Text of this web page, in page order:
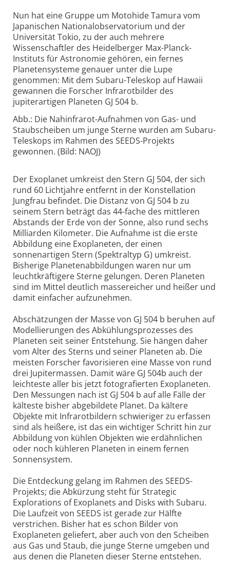
Nun hat eine Gruppe um Motohide Tamura vom
Japanischen Nationalobservatorium und der
Universität Tokio, zu der auch mehrere
Wissenschaftler des Heidelberger Max-Planck-
Instituts für Astronomie gehören, ein fernes
Planetensysteme genauer unter die Lupe
genommen: Mit dem Subaru-Teleskop auf Hawaii
gewannen die Forscher Infrarotbilder des
jupiterartigen Planeten GJ 504 b.
Abb.: Die Nahinfrarot-Aufnahmen von Gas- und
Staubscheiben um junge Sterne wurden am Subaru-
Teleskops im Rahmen des SEEDS-Projekts
gewonnen. (Bild: NAOJ)
Der Exoplanet umkreist den Stern GJ 504, der sich
rund 60 Lichtjahre entfernt in der Konstellation
Jungfrau befindet. Die Distanz von GJ 504 b zu
seinem Stern beträgt das 44-fache des mittleren
Abstands der Erde von der Sonne, also rund sechs
Milliarden Kilometer. Die Aufnahme ist die erste
Abbildung eine Exoplaneten, der einen
sonnenartigen Stern (Spektraltyp G) umkreist.
Bisherige Planetenabbildungen waren nur um
leuchtkräftigere Sterne gelungen. Deren Planeten
sind im Mittel deutlich massereicher und heißer und
damit einfacher aufzunehmen.
Abschätzungen der Masse von GJ 504 b beruhen auf
Modellierungen des Abkühlungsprozesses des
Planeten seit seiner Entstehung. Sie hängen daher
vom Alter des Sterns und seiner Planeten ab. Die
meisten Forscher favorisieren eine Masse von rund
drei Jupitermassen. Damit wäre GJ 504b auch der
leichteste aller bis jetzt fotografierten Exoplaneten.
Den Messungen nach ist GJ 504 b auf alle Fälle der
kälteste bisher abgebildete Planet. Da kältere
Objekte mit Infrarotbildern schwieriger zu erfassen
sind als heißere, ist das ein wichtiger Schritt hin zur
Abbildung von kühlen Objekten wie erdähnlichen
oder noch kühleren Planeten in einem fernen
Sonnensystem.
Die Entdeckung gelang im Rahmen des SEEDS-
Projekts; die Abkürzung steht für Strategic
Explorations of Exoplanets and Disks with Subaru.
Die Laufzeit von SEEDS ist gerade zur Hälfte
verstrichen. Bisher hat es schon Bilder von
Exoplaneten geliefert, aber auch von den Scheiben
aus Gas und Staub, die junge Sterne umgeben und
aus denen die Planeten dieser Sterne entstehen.